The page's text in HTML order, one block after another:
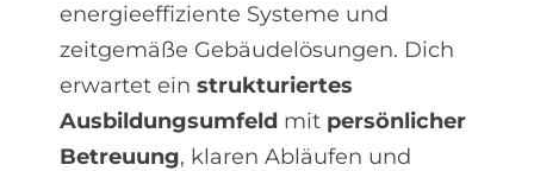
energieeffiziente Systeme und
zeitgemäße Gebäudelösungen. Dich
erwartet ein strukturiertes
Ausbildungsumfeld mit persönlicher
Betreuung, klaren Abläufen und